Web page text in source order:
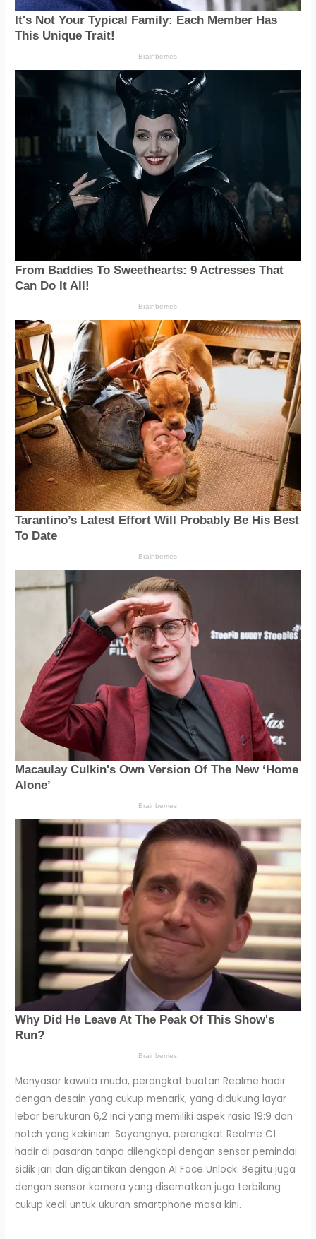
Menyasar kawula muda, perangkat buatan Realme hadir
dengan desain yang cukup menarik, yang didukung layar
lebar berukuran 6,2 inci yang memiliki aspek rasio 19:9 dan
notch yang kekinian. Sayangnya, perangkat Realme C1
hadir di pasaran tanpa dilengkapi dengan sensor pemindai
sidik jari dan digantikan dengan AI Face Unlock. Begitu juga
dengan sensor kamera yang disematkan juga terbilang
cukup kecil untuk ukuran smartphone masa kini.